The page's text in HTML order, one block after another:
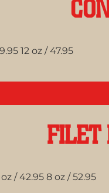
12 oz / 47.95
/ 42.95 8 oz / 52.95